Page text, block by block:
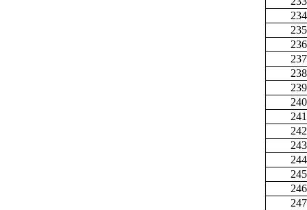
234
235
236
237
238
239
240
241
242
243
244
245
246
247